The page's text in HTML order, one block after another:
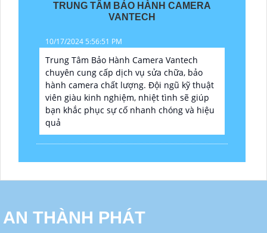
TRUNG TÂM BẢO HÀNH CAMERA
VANTECH
10/17/2024 5:56:51 PM
Trung Tâm Bảo Hành Camera Vantech
chuyên cung cấp dịch vụ sửa chữa, bảo
hành camera chất lượng. Đội ngũ kỹ thuật
viên giàu kinh nghiệm, nhiệt tình sẽ giúp
bạn khắc phục sự cố nhanh chóng và hiệu
quả
AN THÀNH PHÁT